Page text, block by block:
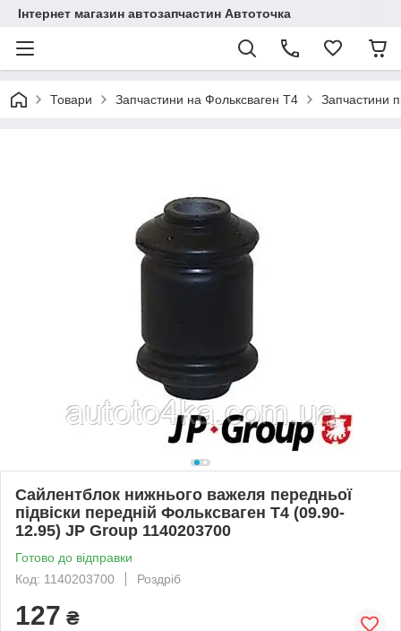
Інтернет магазин автозапчастин Автоточка
Товари Запчастини на Фольксваген Т4 Запчастини
Сайлентблок нижнього важеля передньої
підвіски передній Фольксваген Т4 (09.90-
12.95) JP Group 1140203700
Готово до відправки
Код: 1140203700
Роздріб
127 ₴